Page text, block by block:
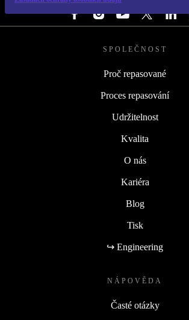
SPOLEČNOST
Proč repasované
Proces repasování
Udržitelnost
Kvalita
O nás
Kariéra
Blog
Tisk
↪ Engineering
NÁPOVĚDA
Časté otázky